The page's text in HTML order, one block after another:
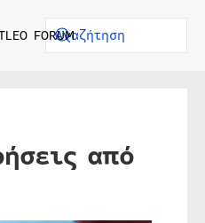
FORUM
από